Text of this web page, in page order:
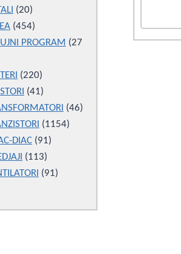
2020
products
454454
products
PROGRAM
27
220220
products
4141
products
4646
11541154
DIAC 9191
113113
products
9191